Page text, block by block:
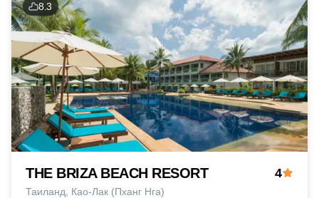
8.3
THE BRIZA BEACH RESORT
Таиланд Као-Лак (Пханг Нга)
4